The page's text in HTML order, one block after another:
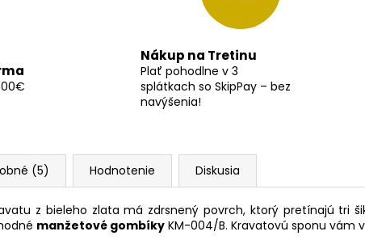
Nákup na Tretinu
Plať pohodlne v 3
splátkach so SkipPay – bez
navýšenia!
(5) Hodnotenie Diskusia
z bieleho zlata má zdrsnený povrch, ktorý pretínajú tri
manžetové gombíky KM-004/B. Kravatovú sponu vám